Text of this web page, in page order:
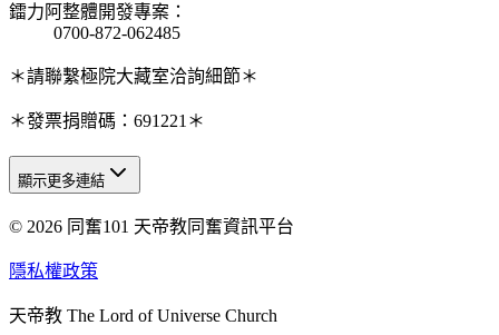
鐳力阿整體開發專案 ：
0700-872-062485
＊請聯繫極院大藏室洽詢細節＊
＊發票捐贈碼：691221＊
天人研究總院
天人研究學院
天人炁功院
顯示更多連結
© 2026 同奮101 天帝教同奮資訊平台
隱私權政策
天帝教 The Lord of Universe Church